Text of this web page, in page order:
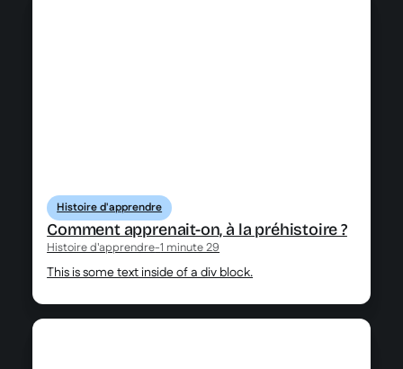
Histoire d'apprendre
Comment apprenait-on, à la préhistoire ?
Histoire d'apprendre-1 minute 29
This is some text inside of a div block.